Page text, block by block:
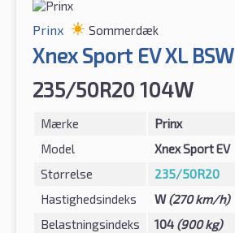
Prinx Sommerdæk
Xnex Sport EV XL BSW
235/50R20 104W
Mærke
Prinx
Model
Xnex Sport EV
Størrelse
235/50R20
Hastighedsindeks
W(270 km/h)
Belastningsindeks
104 (900 kg)